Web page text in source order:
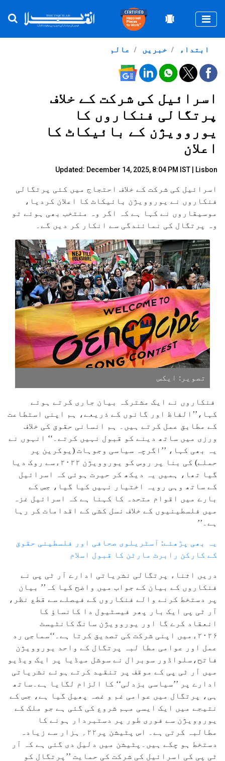
عالم خبریں ابتداء
اسرائیل کی شرکت کے خلاف
پرتگالی فنکاروں کا
یوروویژن کے بائیکاٹ کا
اعلان
Updated: December 14, 2025, 8:04 PM IST | Lisbon
اسرائیل کی شرکت کے خلاف احتجاج میں کئی پرتگالی
فنکاروں نے یوروویژن بائیکاٹ کا اعلان کردیا،
موسیقاروں نے کہا ہے کہ اگر وہ منتخب بھی ہوئے تو
وہ پرتگال کی نمائندگی سے انکار کر دیں گے۔
تصویر: ایکس
فنکاروں نے ایک مشترکہ بیان جاری کرتے ہوئے
کہا،’’الفاظ اور گانوں کے ذریعے، ہم اپنی استطاعت
کے مطابق عمل کرتے ہیں۔ ہم انسانی حقوق کی خلاف
ورزی میں ساتھ دینے کو قبول نہیں کرتے۔‘‘ انہوں نے
یہ بھی کہا، ’’اگرچہ سیاسی وجوہات (یوکرین پر
حملے) کی بنا پر روس کو یوروویژن ۲۰۲۲ءسے روک دیا
گیا تھا، ہمیں یہ دیکھ کر حیرت ہوئی کہ اسرائیل
کے ساتھ وہی رویہ اختیار نہیں کیا گیا، جس کے
بارے میں اقوام متحدہ کا کہنا ہے کہ اسرائیل غزہ
میں فلسطینیوں کے خلاف نسل کشی کے اقدامات کر رہا
ہے۔’’
یہ بھی پڑھئے: آسٹریلوی صحافی اور فلسطینی حقوق
کے کارکن رابرٹ مارٹن کا قبول اسلام
دریں اثناء پرتگالی نشریاتی ادارے آر ٹی پی نے
فنکاروں کے بیان کے جواب میں واضح کیا کہ’’ بیان
پر دستخط کرنے والے فنکاروں کے فیصلے سے قطع نظر،
آر ٹی پی ایک بار پھر فیسٹیول دا کانساؤ کا
انعقاد کرے گا اور یوروویژن سانگ کانٹیسٹ
۲۰۲۶ءمیں اپنی شرکت کی تصدیق کرتا ہے۔‘‘سماجی رد
عمل اور عوامی مطا لبہ پرتگال کے واحد یوروویژن
فاتح،سلواڈور سوبرال نے سوشل میڈیا پر ایک ویڈیو
میں آر ٹی پی کے موقف پر تنقید کرتے ہوئے نشریاتی
ادارے پر ’’سیاسی بزدلی‘‘ کا الزام لگایا ہے۔ساتھ
ہی، پرتگال میں عوامی غم و غصہ پھیل گیا ہے، جس کے
نتیجے میں ایک ایسی مہم شروع کی گئی ہے جو ملک کے
یوروویژن سے فوری طور پر دستبردار ہونے کا
مطالبہ کرتی ہے۔ اس پٹیشن پر۲۲؍ ہزار سے زیادہ
دستخط ہو چکے ہیں۔پٹیشن میں دلیل دی گئی ہے کہ آر
ٹی پی کی اسرائیل کی شرکت کی حمایت ’’پرتگال کو